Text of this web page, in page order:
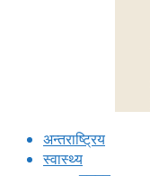
अन्तराष्ट्रिय
स्वास्थ्य